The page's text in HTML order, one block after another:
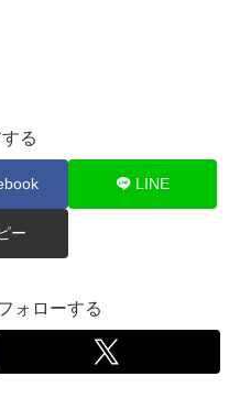
る
LINE
ー
ォローする